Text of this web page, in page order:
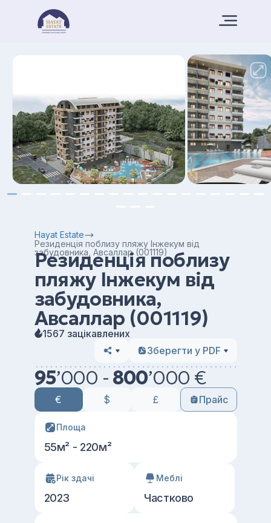
Hayat Estate
Резиденція поблизу пляжу Інжекум від
забудовника, Авсаллар (001119)
Резиденція поблизу
пляжу Інжекум від
забудовника,
Авсаллар (001119)
1567 зацікавлених
Зберегти у PDF
95’000 - 800’000 €
€ $ £ Прайс
Площа
55м² - 220м²
Рік здачі
2023
Меблі
Частково